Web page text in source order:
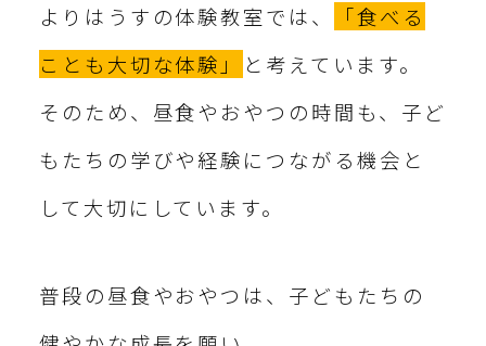
よりはうすの体験教室では、
「食べる
ことも大切な体験」
と考えています。
そのため、昼食やおやつの時間も、子ど
もたちの学びや経験につながる機会と
して大切にしています。
普段の昼食やおやつは、子どもたちの